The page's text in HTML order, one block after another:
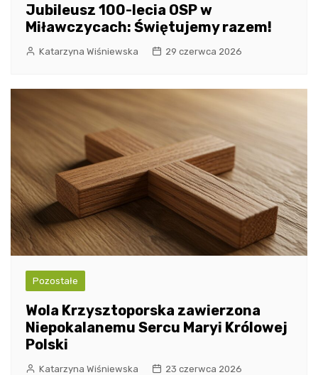
Jubileusz 100-lecia OSP w
Miławczycach: Świętujemy razem!
Katarzyna Wiśniewska 29 czerwca 2026
Pozostałe
Wola Krzysztoporska zawierzona
Niepokalanemu Sercu Maryi Królowej
Polski
Katarzyna Wiśniewska 23 czerwca 2026